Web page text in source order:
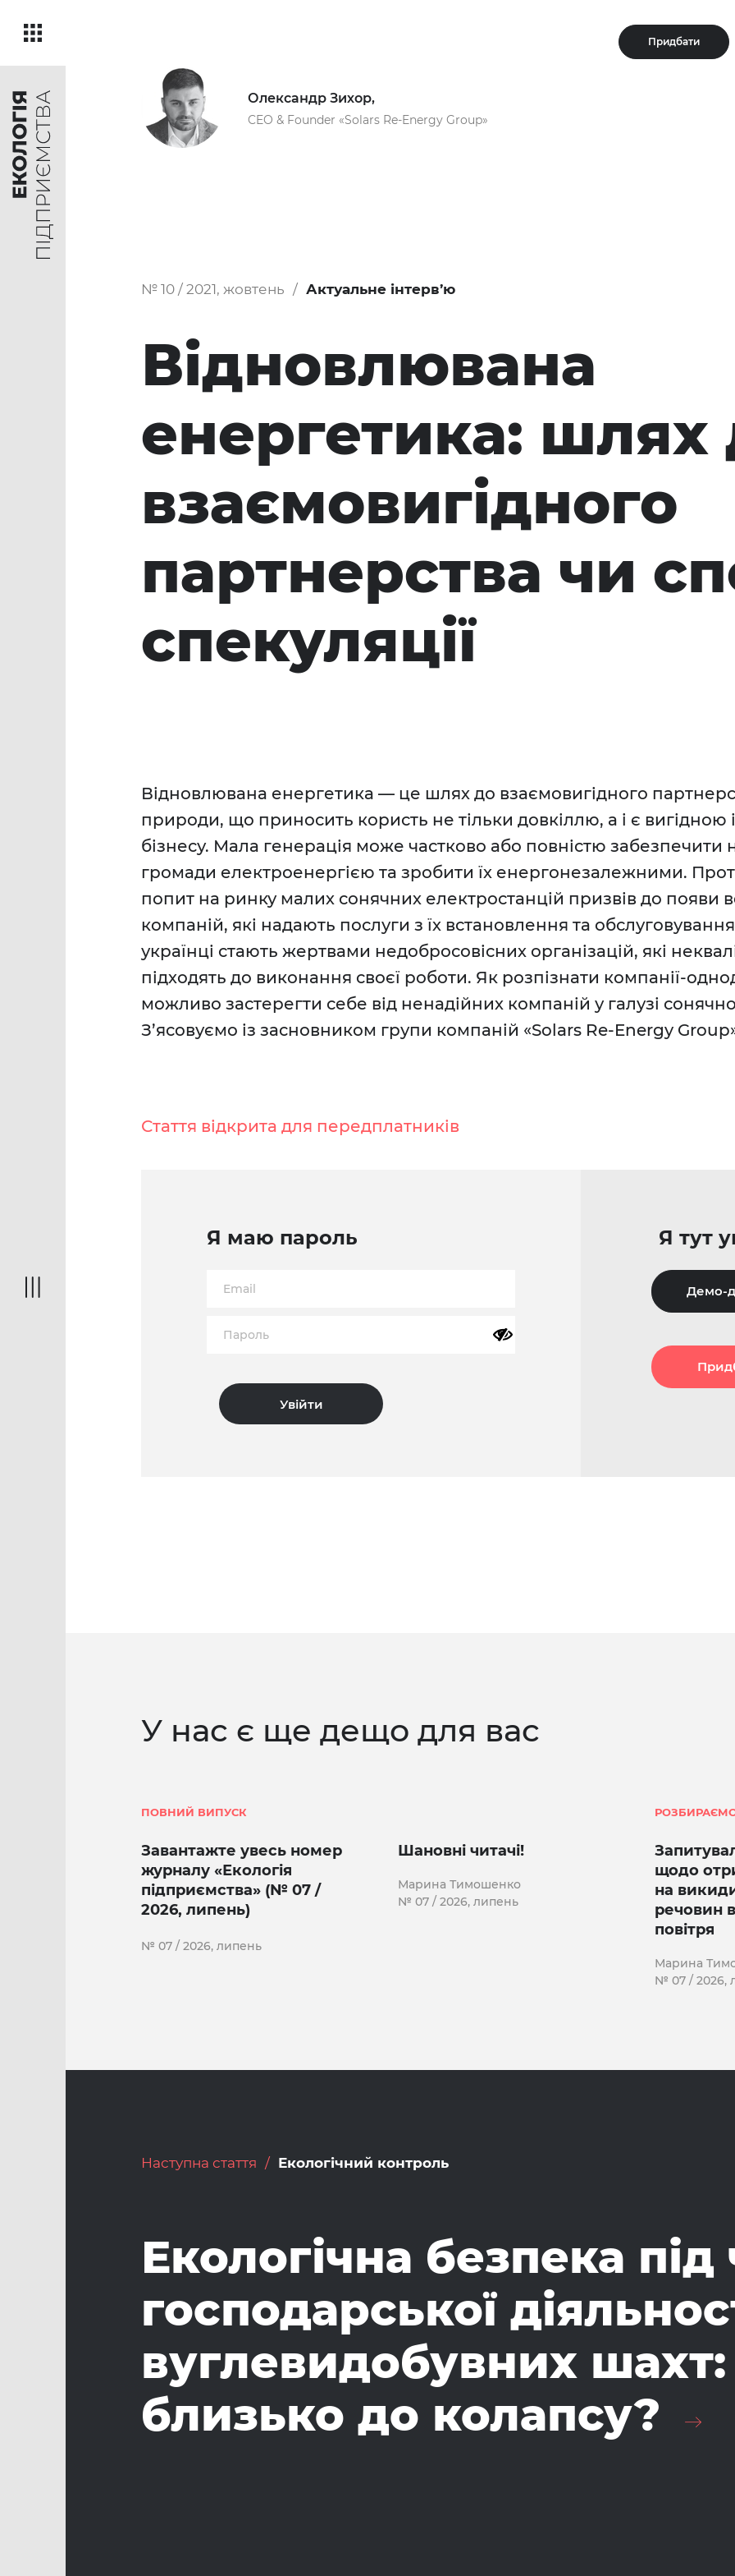
Придбати
Олександр Зихор,
CEO & Founder «Solars Re-Energy Group»
№ 10 / 2021, жовтень Актуальне інтерв’ю
Відновлювана
енергетика: шлях
взаємовигідного
партнерства чи
спекуляції
Відновлювана енергетика — це шлях до взаємовигідного
природи, що приносить користь не тільки довкіллю, а i є вигідною
бізнесу. Мала генерація може частково або повністю забезпечити
громади електроенергією та зробити їх енергонезалежними.
попит на ринку малих сонячних електростанцій призвів до появи
компаній, які надають послуги з їх встановлення та
українці стають жертвами недобросовісних організацій, які
підходять до виконання своєї роботи. Як розпізнати компанії-
можливо застерегти себе від ненадійних компаній у галузі
З’ясовуємо із засновником групи компаній «Solars Re-Energy
Стаття відкрита для передплатників
Я маю пароль Я тут
Демо-
У нас є ще дещо для вас
ПОВНИЙ ВИПУСК
Завантажте увесь номер
журналу «Екологія
підприємства» (№ 07 /
2026, липень)
№ 07 / 2026, липень
Шановні читачі!
Марина Тимошенко
№ 07 / 2026, липень
щодо
на
речовин
повітря
Марина
№ 07 / 2026,
Наступна стаття Екологічний контроль
Екологічна безпека під
господарської
вуглевидобувних
близько до колапсу?